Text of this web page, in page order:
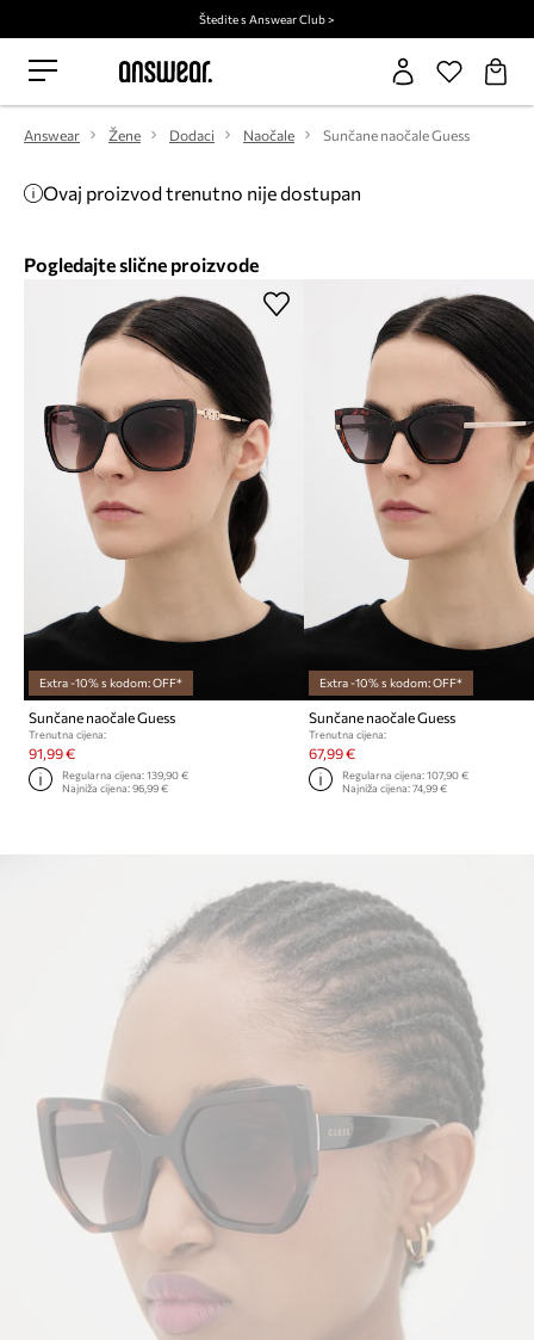
Štedite s Answear Club >
Answear Žene Dodaci Naočale Sunčane naočale Guess
Ovaj proizvod trenutno nije dostupan
Pogledajte slične proizvode
Extra -10% s kodom: OFF*
Sunčane naočale Guess
Trenutna cijena:
91,99 €
Regularna cijena:139,90 €
Najniža cijena:96,99 €
Extra -10% s kodom: OFF*
Sunčane naočale Guess
Trenutna cijena:
67,99 €
Regularna cijena: 107,90 €
Najniža cijena: 74,99 €